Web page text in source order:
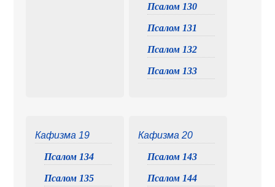
Псалом 130
Псалом 131
Псалом 132
Псалом 133
Кафизма 19
Псалом 134
Псалом 135
Кафизма 20
Псалом 143
Псалом 144